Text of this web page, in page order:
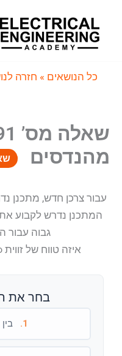
כל הנושאים » חזרה
מהנדסים
עבור צרכן חדש, מתכנן
המתכנן נדרש לקבוע
גבוה עבור
איזה טווח של זווית cos φ נדרש עבור הגנה זו?
בחר את
1. בין 0 ל- 90 מעלות